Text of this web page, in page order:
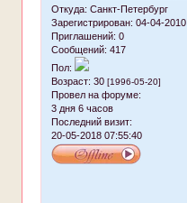
Откуда: Санкт-Петербург
Зарегистрирован: 04-04-2010
Приглашений: 0
Сообщений: 417
Пол:
Возраст: 30 [1996-05-20]
Провел на форуме:
3 дня 6 часов
Последний визит:
20-05-2018 07:55:40